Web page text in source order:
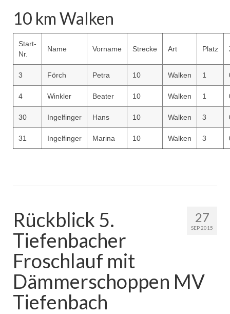
10 km Walken
Start-
Nr.
Name Vorname Strecke Art Platz
3 Förch Petra 10 Walken 1
4 Winkler Beater 10 Walken 1
30 Ingelfinger Hans 10 Walken 3
31 Ingelfinger Marina 10 Walken 3
27
SEP 2015
Rückblick 5.
Tiefenbacher
Froschlauf mit
Dämmerschoppen MV
Tiefenbach